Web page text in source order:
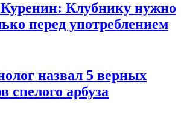
Клубнику нужно
перед употреблением
назвал 5 верных
спелого арбуза